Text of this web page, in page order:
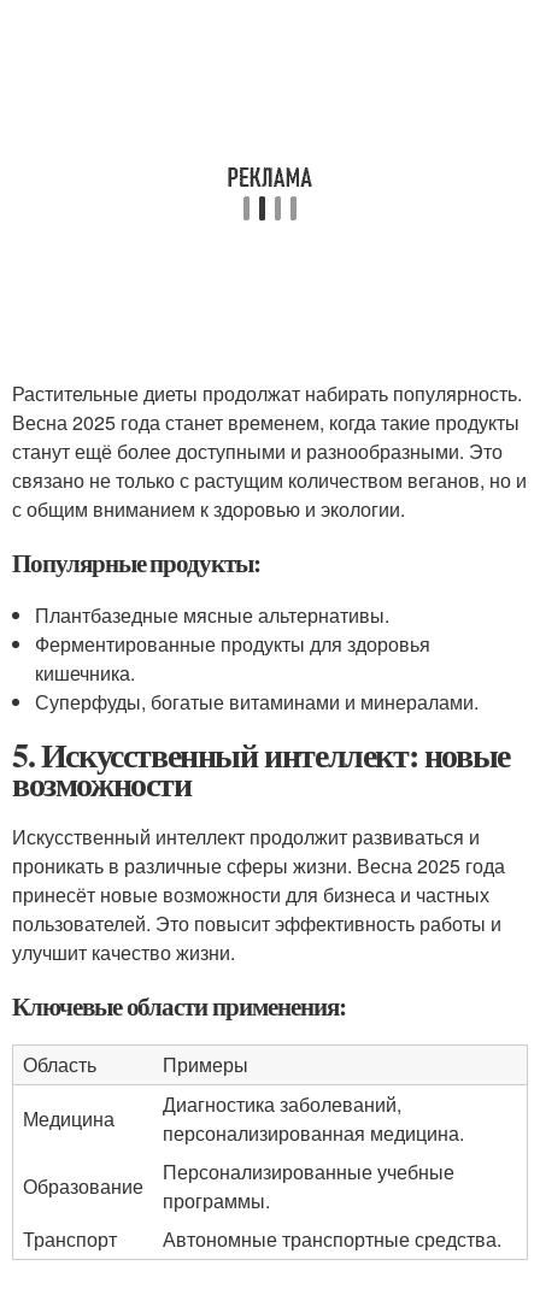
Растительные диеты продолжат набирать популярность.
Весна 2025 года станет временем, когда такие продукты
станут ещё более доступными и разнообразными. Это
связано не только с растущим количеством веганов, но и
с общим вниманием к здоровью и экологии.
Популярные продукты:
Плантбазедные мясные альтернативы.
Ферментированные продукты для здоровья
кишечника.
Суперфуды, богатые витаминами и минералами.
5. Искусственный интеллект: новые
возможности
Искусственный интеллект продолжит развиваться и
проникать в различные сферы жизни. Весна 2025 года
принесёт новые возможности для бизнеса и частных
пользователей. Это повысит эффективность работы и
улучшит качество жизни.
Ключевые области применения:
Область
Примеры
Медицина
Диагностика заболеваний,
персонализированная медицина.
Образование
Персонализированные учебные
программы.
Транспорт
Автономные транспортные средства.